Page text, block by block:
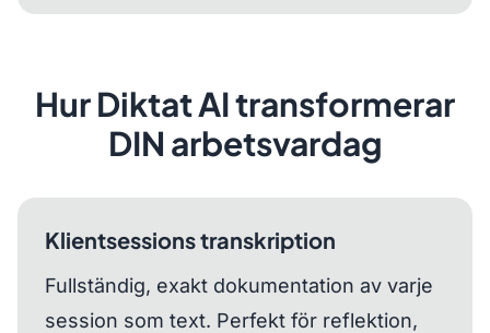
Hur Diktat AI transformerar
DIN arbetsvardag
Klientsessions transkription
Fullständig, exakt dokumentation av varje
session som text. Perfekt för reflektion,